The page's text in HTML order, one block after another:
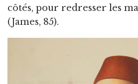
côtés, pour redresser les
(James, 85).